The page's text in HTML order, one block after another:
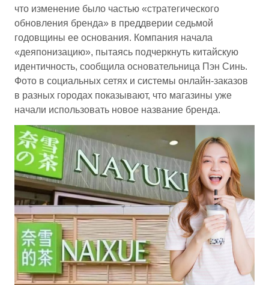
что изменение было частью «стратегического
обновления бренда» в преддверии седьмой
годовщины ее основания. Компания начала
«деяпонизацию», пытаясь подчеркнуть китайскую
идентичность, сообщила основательница Пэн Синь.
Фото в социальных сетях и системы онлайн-заказов
в разных городах показывают, что магазины уже
начали использовать новое название бренда.